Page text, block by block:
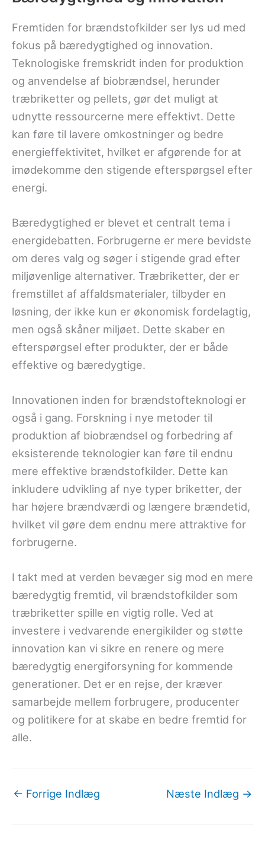
Fremtiden for brændstofkilder ser lys ud med
fokus på bæredygtighed og innovation.
Teknologiske fremskridt inden for produktion
og anvendelse af biobrændsel, herunder
træbriketter og pellets, gør det muligt at
udnytte ressourcerne mere effektivt. Dette
kan føre til lavere omkostninger og bedre
energieffektivitet, hvilket er afgørende for at
imødekomme den stigende efterspørgsel efter
energi.
Bæredygtighed er blevet et centralt tema i
energidebatten. Forbrugerne er mere bevidste
om deres valg og søger i stigende grad efter
miljøvenlige alternativer. Træbriketter, der er
fremstillet af affaldsmaterialer, tilbyder en
løsning, der ikke kun er økonomisk fordelagtig,
men også skåner miljøet. Dette skaber en
efterspørgsel efter produkter, der er både
effektive og bæredygtige.
Innovationen inden for brændstofteknologi er
også i gang. Forskning i nye metoder til
produktion af biobrændsel og forbedring af
eksisterende teknologier kan føre til endnu
mere effektive brændstofkilder. Dette kan
inkludere udvikling af nye typer briketter, der
har højere brændværdi og længere brændetid,
hvilket vil gøre dem endnu mere attraktive for
forbrugerne.
I takt med at verden bevæger sig mod en mere
bæredygtig fremtid, vil brændstofkilder som
træbriketter spille en vigtig rolle. Ved at
investere i vedvarende energikilder og støtte
innovation kan vi sikre en renere og mere
bæredygtig energiforsyning for kommende
generationer. Det er en rejse, der kræver
samarbejde mellem forbrugere, producenter
og politikere for at skabe en bedre fremtid for
alle.
← Forrige Indlæg Næste Indlæg →